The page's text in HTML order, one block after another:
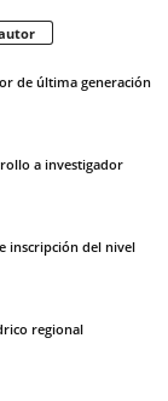
de última generación
a investigador
inscripción del nivel
regional